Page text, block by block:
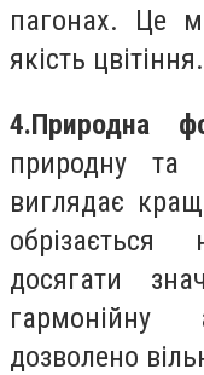
пагонах. Це
якість цвітіння.
4.Природна
природну та
виглядає
досягати
гармонійну
дозволено